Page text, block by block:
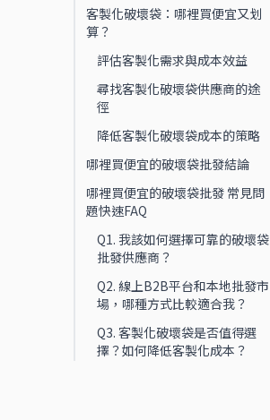
客製化破壞袋：哪裡買便宜又划
算？
評估客製化需求與成本效益
尋找客製化破壞袋供應商的途
徑
降低客製化破壞袋成本的策略
哪裡買便宜的破壞袋批發結論
哪裡買便宜的破壞袋批發 常見問
題快速FAQ
Q1. 我該如何選擇可靠的破壞袋
批發供應商？
Q2. 線上B2B平台和本地批發市
場，哪種方式比較適合我？
Q3. 客製化破壞袋是否值得選
擇？如何降低客製化成本？